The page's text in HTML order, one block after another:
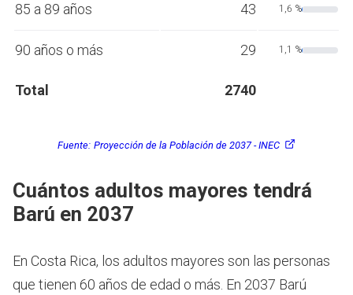
85 a 89 años 43 1,6 %
90 años o más 29 1,1 %
Total 2740
Fuente: Proyección de la Población de 2037 - INEC
Cuántos adultos mayores tendrá
Barú en 2037
En Costa Rica, los adultos mayores son las personas
que tienen 60 años de edad o más. En 2037 Barú